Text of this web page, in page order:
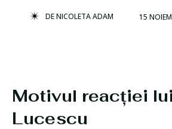
DENICOLETA ADAM 15
Motivul reacției
Lucescu